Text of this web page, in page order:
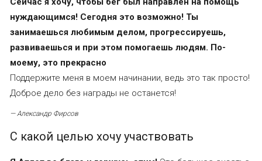
нуждающимся! Сегодня это возможно! Ты
занимаешься любимым делом, прогрессируешь,
развиваешься и при этом помогаешь людям. По-
моему, это прекрасно
Поддержите меня в моем начинании, ведь это так просто!
Доброе дело без награды не останется!
— Александр Фирсов
С какой целью хочу участвовать